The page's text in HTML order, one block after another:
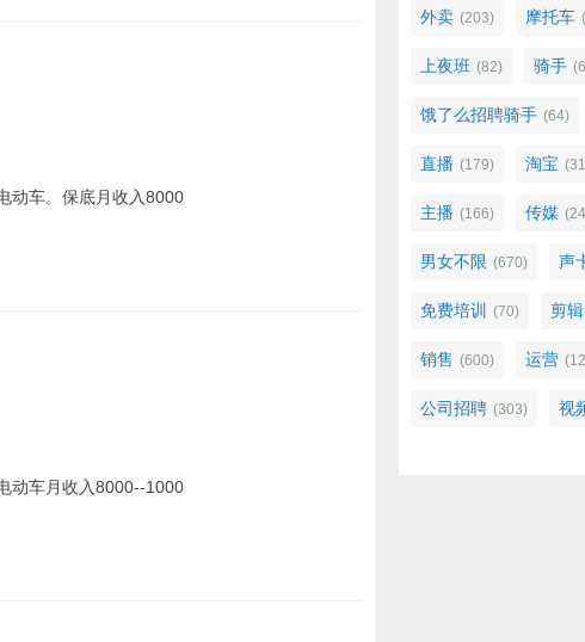
动车。保底月收入8000
动车月收入8000--1000
外卖 (203) 摩托车
上夜班 (82) 骑手
饿了么招聘骑手 (64)
直播 (179) 淘宝
主播 (166) 传媒
男女不限 (670) 声
免费培训 (70) 剪辑
销售 (600) 运营
公司招聘 (303) 视